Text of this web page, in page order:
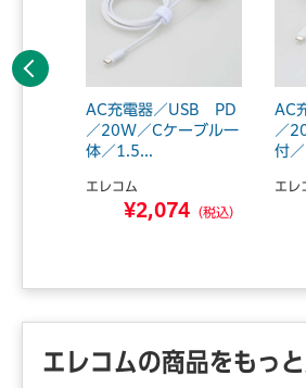
AC充電器／USB PD
／20W／Cケーブル一
体／1.5...
エレコム
¥2,074 （税込）
AC
／
付
エレ
前へ
エレコムの商品をもっ